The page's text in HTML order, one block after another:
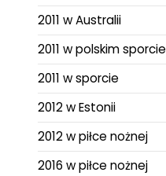
2011 w Australii
2011 w polskim sporcie
2011 w sporcie
2012 w Estonii
2012 w piłce nożnej
2016 w piłce nożnej